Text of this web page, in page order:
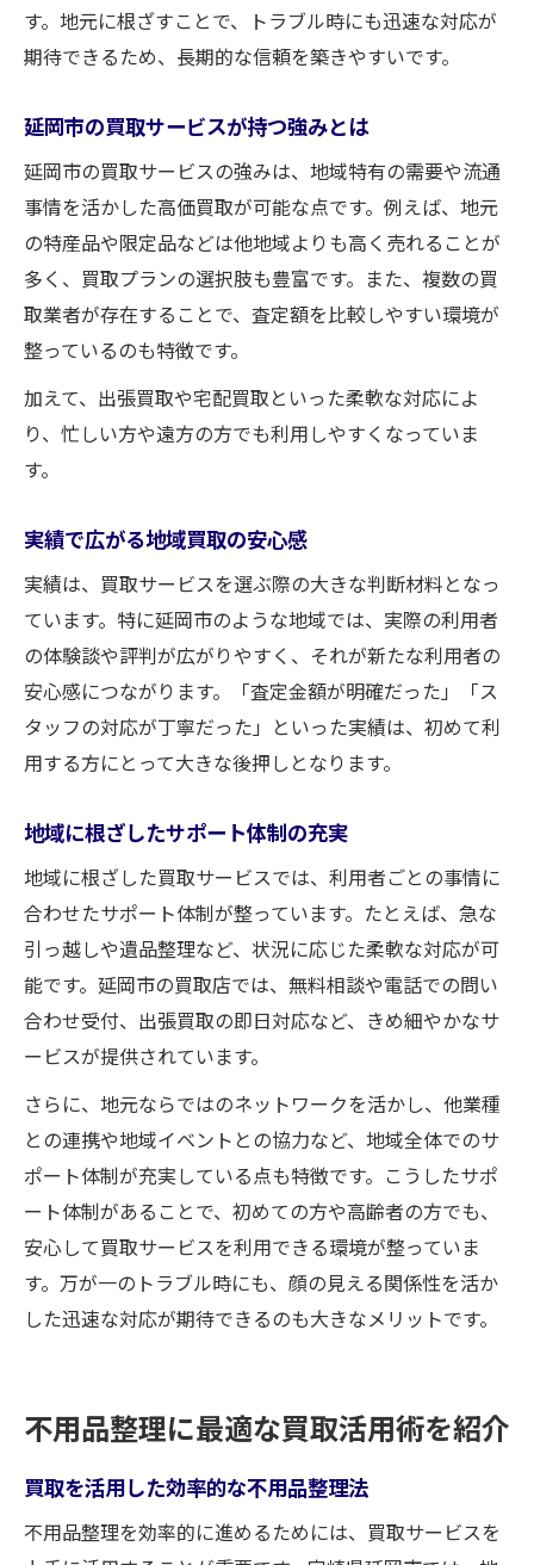
す。地元に根ざすことで、トラブル時にも迅速な対応が
期待できるため、長期的な信頼を築きやすいです。
延岡市の買取サービスが持つ強みとは
延岡市の買取サービスの強みは、地域特有の需要や流通
事情を活かした高価買取が可能な点です。例えば、地元
の特産品や限定品などは他地域よりも高く売れることが
多く、買取プランの選択肢も豊富です。また、複数の買
取業者が存在することで、査定額を比較しやすい環境が
整っているのも特徴です。
加えて、出張買取や宅配買取といった柔軟な対応によ
り、忙しい方や遠方の方でも利用しやすくなっていま
す。
実績で広がる地域買取の安心感
実績は、買取サービスを選ぶ際の大きな判断材料となっ
ています。特に延岡市のような地域では、実際の利用者
の体験談や評判が広がりやすく、それが新たな利用者の
安心感につながります。「査定金額が明確だった」「ス
タッフの対応が丁寧だった」といった実績は、初めて利
用する方にとって大きな後押しとなります。
地域に根ざしたサポート体制の充実
地域に根ざした買取サービスでは、利用者ごとの事情に
合わせたサポート体制が整っています。たとえば、急な
引っ越しや遺品整理など、状況に応じた柔軟な対応が可
能です。延岡市の買取店では、無料相談や電話での問い
合わせ受付、出張買取の即日対応など、きめ細やかなサ
ービスが提供されています。
さらに、地元ならではのネットワークを活かし、他業種
との連携や地域イベントとの協力など、地域全体でのサ
ポート体制が充実している点も特徴です。こうしたサポ
ート体制があることで、初めての方や高齢者の方でも、
安心して買取サービスを利用できる環境が整っていま
す。万が一のトラブル時にも、顔の見える関係性を活か
した迅速な対応が期待できるのも大きなメリットです。
不用品整理に最適な買取活用術を紹介
買取を活用した効率的な不用品整理法
不用品整理を効率的に進めるためには、買取サービスを